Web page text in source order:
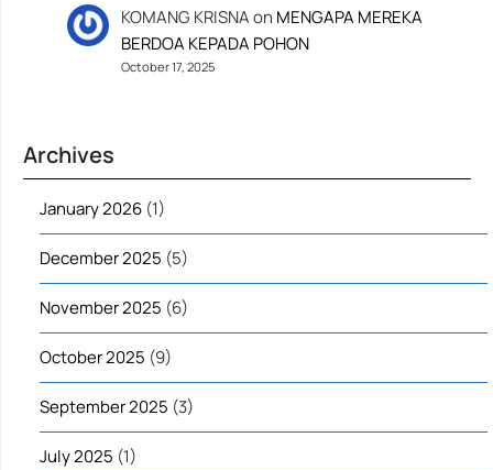
KOMANG KRISNAon MENGAPA MEREKA
BERDOA KEPADA POHON
October 17, 2025
Archives
January 2026 (1)
December 2025 (5)
November 2025 (6)
October 2025 (9)
September 2025 (3)
July 2025 (1)